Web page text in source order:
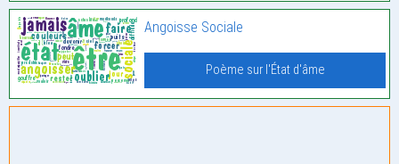
Angoisse Sociale
Poème sur l'État d'âme